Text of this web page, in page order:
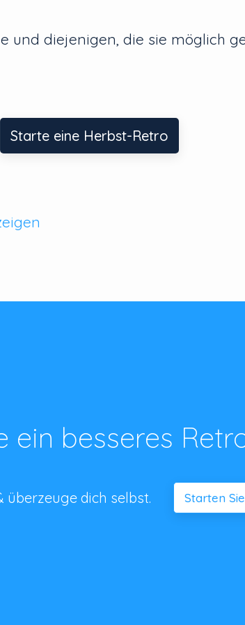
und diejenigen, die sie möglich
Starte eine Herbst-Retro
ein besseres
überzeuge dich selbst. Starten